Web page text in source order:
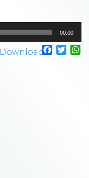
00:00
Download